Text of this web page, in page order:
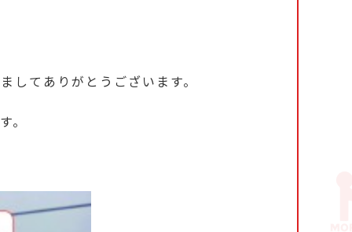
してありがとうございます。
。